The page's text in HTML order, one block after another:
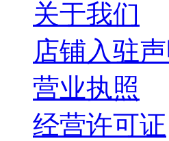
关于我们
店铺入驻
营业执照
经营许可证